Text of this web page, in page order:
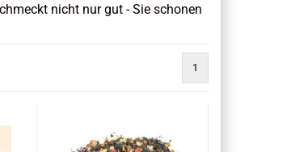
nicht nur gut - Sie schonen
1